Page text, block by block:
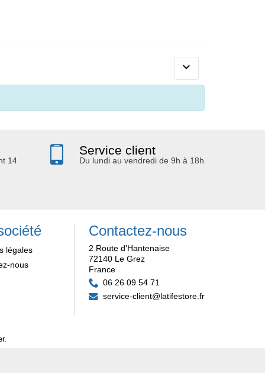

14
Service client
Du lundi au vendredi de 9h à 18h
légales
nous
Contactez-nous
2 Route d'Hantenaise
72140 Le Grez
France
06 26 09 54 71
service-client@latifestore.fr
.